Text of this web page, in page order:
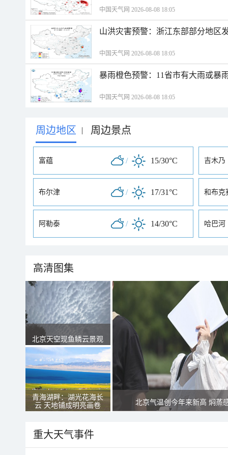
中国天气网 2026-08-08 18:05
山洪灾害预警：浙江东部部分地区
中国天气网 2026-08-08 18:05
暴雨橙色预警：11省市有大雨或暴
中国天气网 2026-08-08 18:05
周边地区 | 周边景点
富蕴 / 15/30°C 吉木乃
布尔津 / 17/31°C 和布克
阿勒泰 / 14/30°C 哈巴河
高清图集
北京天空现鱼鳞云景观
青海湖畔：湖光花海长
云 天地铺成明亮画卷
北京气温创今年来新高 焖蒸
重大天气事件